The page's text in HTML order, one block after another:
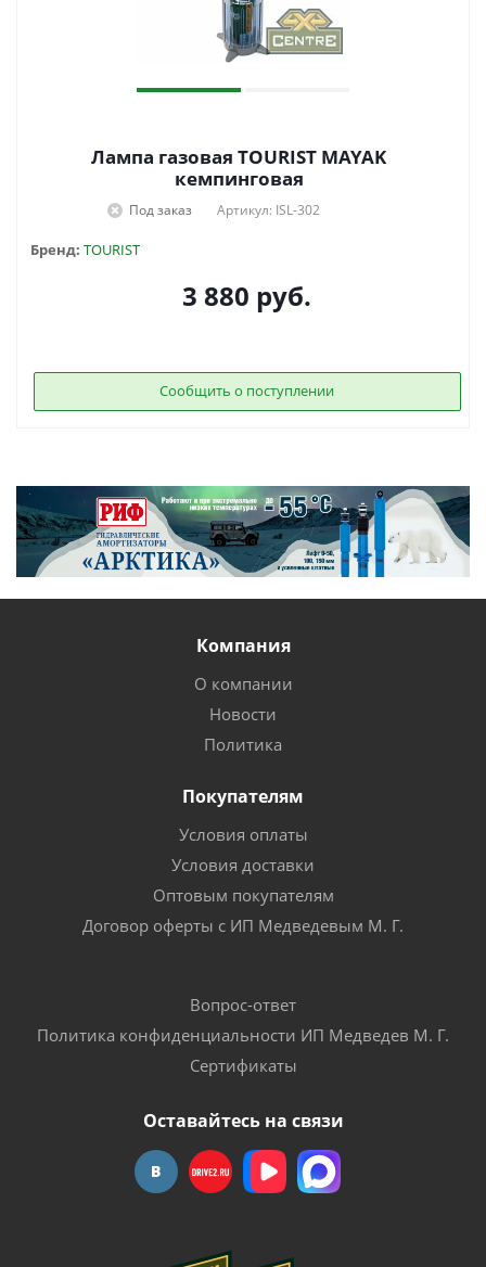
Лампа газовая TOURIST MAYAK
кемпинговая
Под заказ Артикул: ISL-302
Бренд: TOURIST
3 880 руб.
Сообщить о поступлении
Компания
О компании
Новости
Политика
Покупателям
Условия оплаты
Условия доставки
Оптовым покупателям
Договор оферты с ИП Медведевым М. Г.
Вопрос-ответ
Политика конфиденциальности ИП Медведев М. Г.
Сертификаты
Оставайтесь на связи